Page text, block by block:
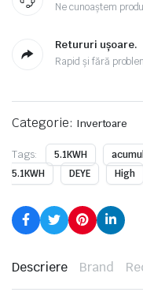
Ne cunoaștem
Retururi ușoare.
Rapid și fără
Categorie: Invertoare
Tags: 5.1KWH
5.1KWH
DEYE High
Descriere Brand